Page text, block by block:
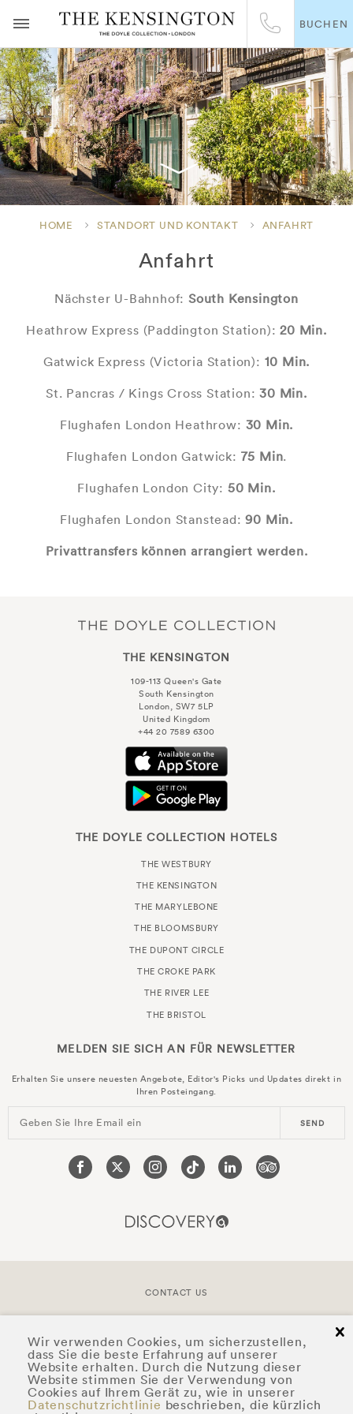
Wir verwenden Cookies, um sicherzustellen,
dass Sie die beste Erfahrung auf unserer
Website erhalten. Durch die Nutzung dieser
Website stimmen Sie der Verwendung von
Cookies auf Ihrem Gerät zu, wie in unserer
Datenschutzrichtlinie beschrieben, die kürzlich
BUCHEN
HOME STANDORT UND KONTAKT ANFAHRT
Anfahrt
Nächster U-Bahnhof:South Kensington
Heathrow Express (Paddington Station):20 Min.
Gatwick Express (Victoria Station): 10 Min.
St. Pancras / Kings Cross Station:30 Min.
Flughafen London Heathrow: 30 Min.
Flughafen London Gatwick: 75 Min.
Flughafen London City: 50 Min.
Flughafen London Stanstead:90 Min.
Privattransfers können arrangiert werden.
THE KENSINGTON
109-113 Queen's Gate
South Kensington
London, SW7 5LP
United Kingdom
+44 20 7589 6300
THE DOYLE COLLECTION HOTELS
THE WESTBURY
THE KENSINGTON
THE MARYLEBONE
THE BLOOMSBURY
THE DUPONT CIRCLE
THE CROKE PARK
THE RIVER LEE
THE BRISTOL
MELDEN SIE SICH AN FÜR NEWSLETTER
Erhalten Sie unsere neuesten Angebote, Editor's Picks und Updates direkt in
Ihren Posteingang.
Geben Sie Ihre Email ein SEND
CONTACT US